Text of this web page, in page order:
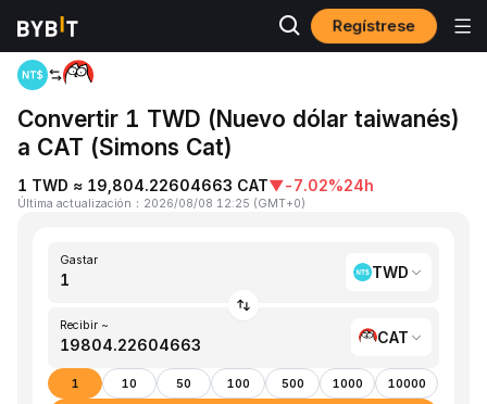
Regístrese
Inicio TWD to CAT
Convertir 1 TWD (Nuevo dólar taiwanés)
a CAT (Simons Cat)
1 TWD ≈ 19,804.22604663 CAT▼-7.02%24h
Última actualización ： 2026/08/08 12:25 (GMT+0)
Gastar
TWD
Recibir ~
CAT
1 10 50 100 500 1000 10000